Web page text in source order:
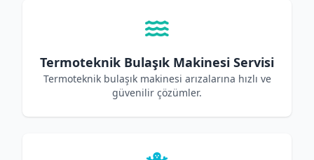
Termoteknik Bulaşık Makinesi Servisi
Termoteknik bulaşık makinesi arızalarına hızlı ve
güvenilir çözümler.